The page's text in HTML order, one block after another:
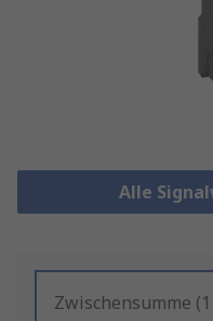
Alle
Zwischensumme